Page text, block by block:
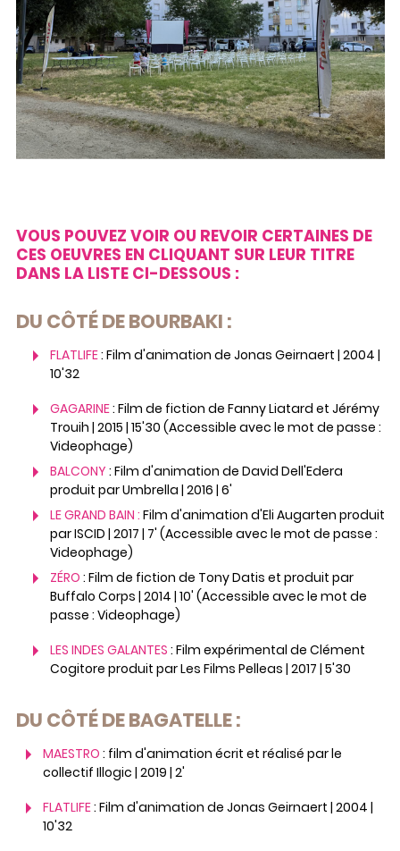
VOUS POUVEZ VOIR OU REVOIR CERTAINES DE
CES OEUVRES EN CLIQUANT SUR LEUR TITRE
DANS LA LISTE CI-DESSOUS :
DU CÔTÉ DE BOURBAKI :
FLATLIFE: Film d'animation de Jonas Geirnaert | 2004 |
10'32
GAGARINE: Film de fiction de Fanny Liatard et Jérémy
Trouih | 2015 | 15'30 (Accessible avec le mot de passe :
Videophage)
BALCONY : Film d'animation de David Dell'Edera
produit par Umbrella | 2016 | 6'
LE GRAND BAIN : Film d'animation d'Eli Augarten produit
par ISCID | 2017 | 7' (Accessible avec le mot de passe :
Videophage)
ZÉRO : Film de fiction de Tony Datis et produit par
Buffalo Corps | 2014 | 10' (Accessible avec le mot de
passe : Videophage)
LES INDES GALANTES : Film expérimental de Clément
Cogitore produit par Les Films Pelleas | 2017 | 5'30
DU CÔTÉ DE BAGATELLE :
MAESTRO : film d'animation écrit et réalisé par le
collectif Illogic | 2019 | 2'
FLATLIFE: Film d'animation de Jonas Geirnaert | 2004 |
10'32